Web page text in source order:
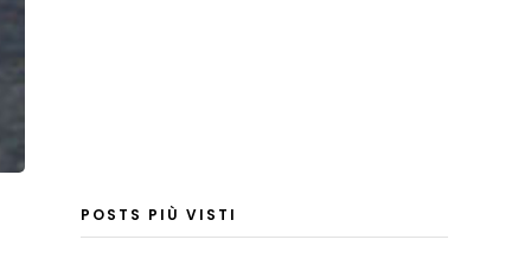
POSTS PIÙ VISTI